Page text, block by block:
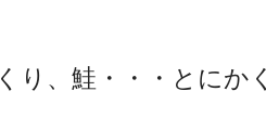
り、鮭・・・とにか